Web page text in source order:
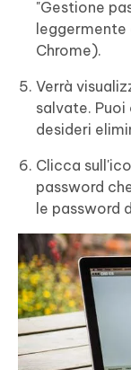
"Gestione
Chrome).
Verrà
salvate.
desideri
Clicca
password
le password